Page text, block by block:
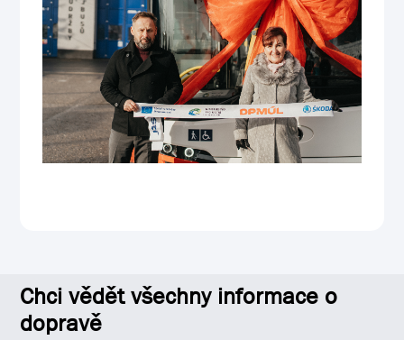
Chci vědět všechny informace o
dopravě